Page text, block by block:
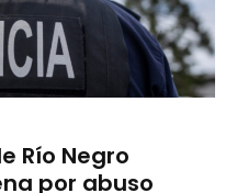
Río Negro
por abuso